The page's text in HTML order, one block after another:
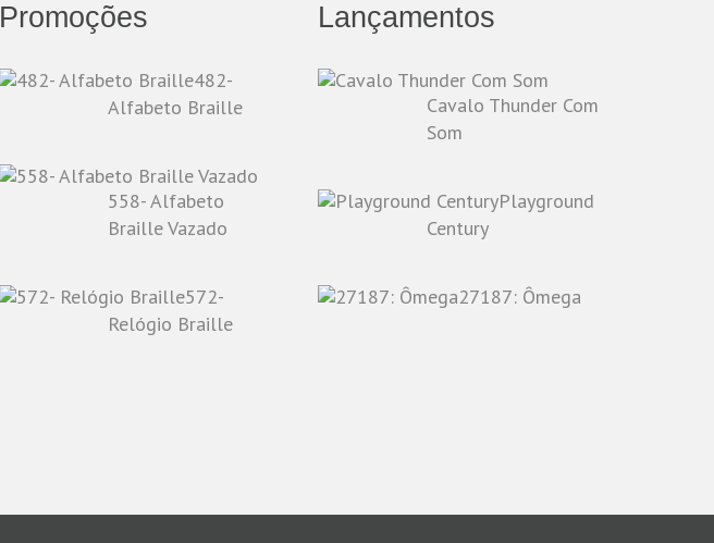
Promoções
482-
Alfabeto Braille
558- Alfabeto
Braille Vazado
572-
Relógio Braille
Lançamentos
Cavalo Thunder Com
Som
Playground
Century
27187: Ômega